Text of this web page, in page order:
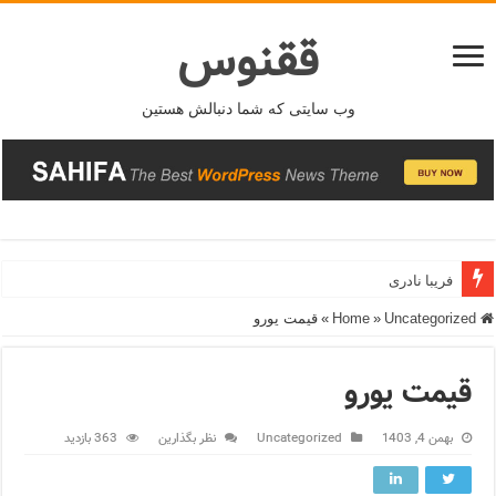
ققنوس
وب سایتی که شما دنبالش هستین
فریبا نادری
» Uncategorized
» قیمت یورو
قیمت یورو
بهمن 4, 1403 Uncategorized نظر بگذارین 363 بازدید